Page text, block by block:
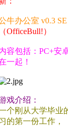
牛办公室 v0.3
（OfficeBull!）
容包括：PC+安
一起！
戏介绍：
个刚从大学毕业
的第一份工作，